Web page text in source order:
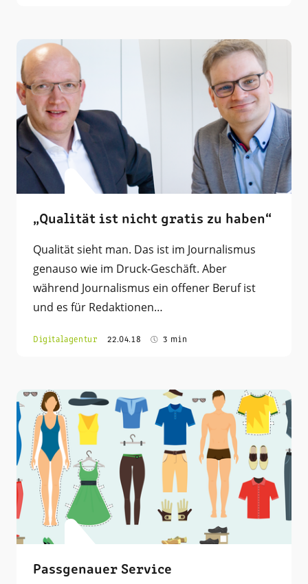
„Qualität ist nicht gratis zu haben“
Qualität sieht man. Das ist im Journalismus
genauso wie im Druck-Geschäft. Aber
während Journalismus ein offener Beruf ist
und es für Redaktionen…
Digitalagentur 22.04.18 3 min
Passgenauer Service